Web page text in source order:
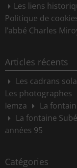
Les liens
Politique de
l’abbé Charles
Articles récents
Les cadrans
Les photographes
Iemza
La
La fontaine
années 95
Catégories